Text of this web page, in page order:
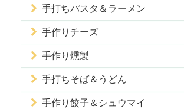
手打ちパスタ＆ラーメン
手作りチーズ
手作り燻製
手打ちそば＆うどん
手作り餃子＆シュウマイ